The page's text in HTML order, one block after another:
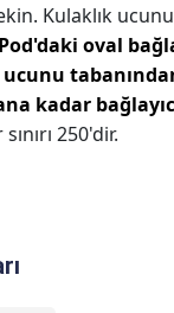
Kulaklık
oval
ucunu
kadar
250'dir.